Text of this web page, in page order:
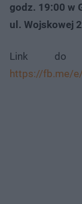
godz. 19:00 w
ul. Wojskowej
Link do
https://fb.me/